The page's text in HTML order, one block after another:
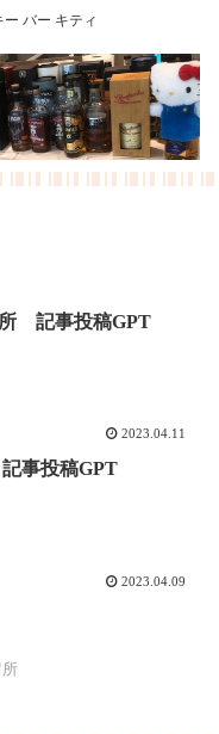
バー キティ
記事投稿GPT
2023.04.11
事投稿GPT
2023.04.09